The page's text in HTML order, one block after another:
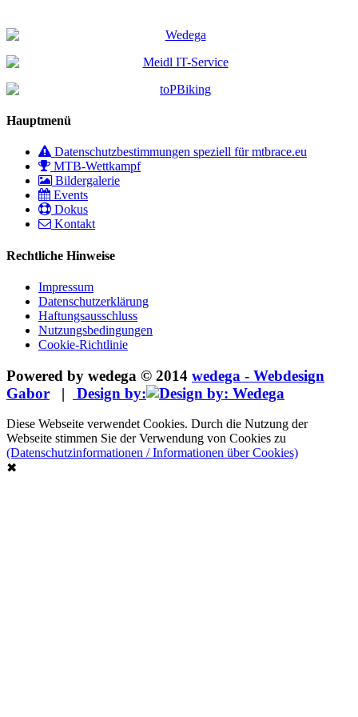
Hauptmenü
Datenschutzbestimmungen speziell für mtbrace.eu
MTB-Wettkampf
Bildergalerie
Events
Dokus
Kontakt
Rechtliche Hinweise
Impressum
Datenschutzerklärung
Haftungsausschluss
Nutzungsbedingungen
Cookie-Richtlinie
Powered by wedega © 2014 wedega - Webdesign
Gabor | Design by:
Diese Webseite verwendet Cookies. Durch die Nutzung der
Webseite stimmen Sie der Verwendung von Cookies zu
(Datenschutzinformationen / Informationen über Cookies)
✖